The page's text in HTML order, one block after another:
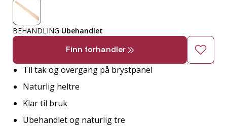
BEHANDLING Ubehandlet
Finn forhandler
Til tak og overgang på brystpanel
Naturlig heltre
Klar til bruk
Ubehandlet og naturlig tre